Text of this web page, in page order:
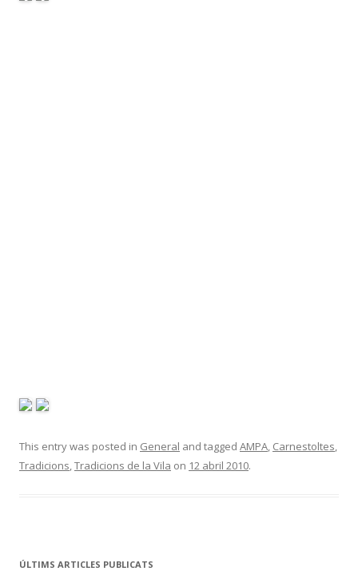
This entry was posted in General and tagged AMPA, Carnestoltes,
Tradicions,Tradicions de la Vila on 12 abril 2010.
ÚLTIMS ARTICLES PUBLICATS